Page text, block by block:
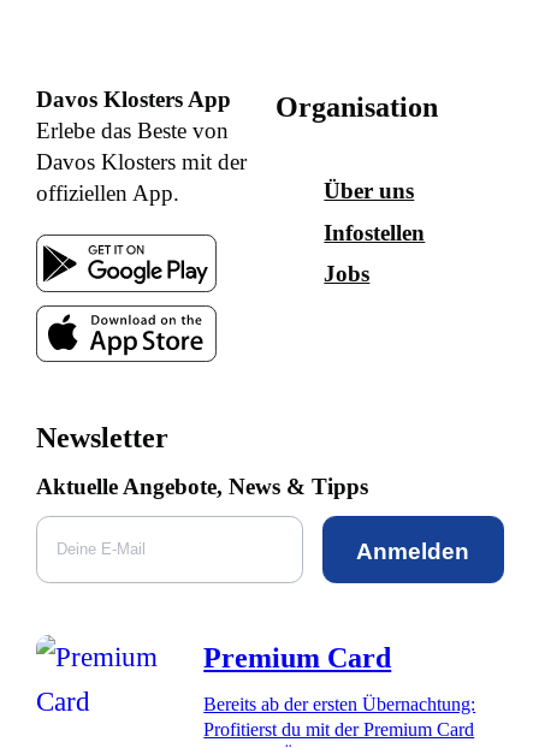
Davos Klosters App
Erlebe das Beste von
Davos Klosters mit der
offiziellen App.
Organisation
Über uns
Infostellen
Jobs
Newsletter
Aktuelle Angebote, News & Tipps
Anmelden
Premium Card
Bereits ab der ersten Übernachtung:
Profitierst du mit der Premium Card